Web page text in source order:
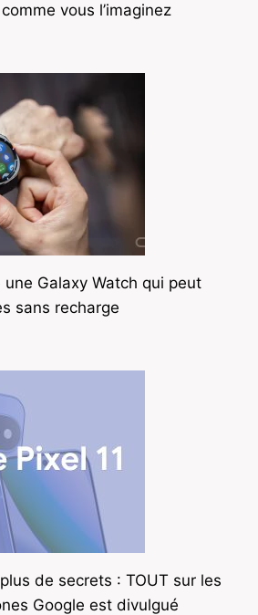
vous l’imaginez
une Galaxy Watch qui peut
sans recharge
plus de secrets : TOUT sur les
Google est divulgué